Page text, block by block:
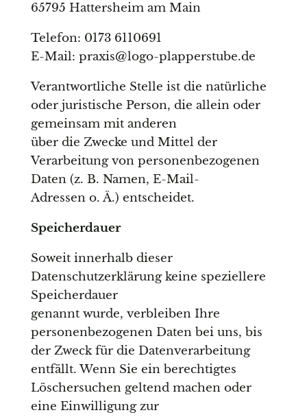
65795 Hattersheim am Main
Telefon: 0173 6110691
E-Mail: praxis@logo-plapperstube.de
Verantwortliche Stelle ist die natürliche
oder juristische Person, die allein oder
gemeinsam mit anderen
über die Zwecke und Mittel der
Verarbeitung von personenbezogenen
Daten (z. B. Namen, E-Mail-
Adressen o. Ä.) entscheidet.
Speicherdauer
Soweit innerhalb dieser
Datenschutzerklärung keine speziellere
Speicherdauer
genannt wurde, verbleiben Ihre
personenbezogenen Daten bei uns, bis
der Zweck für die Datenverarbeitung
entfällt. Wenn Sie ein berechtigtes
Löschersuchen geltend machen oder
eine Einwilligung zur